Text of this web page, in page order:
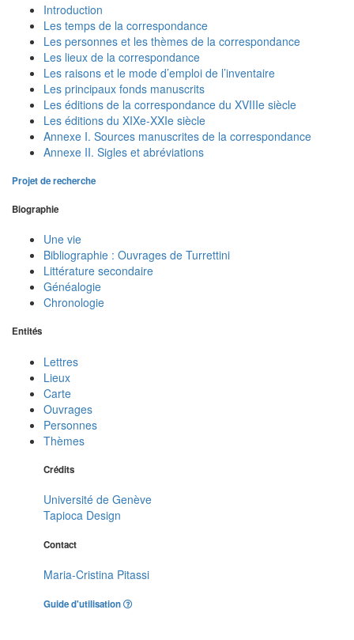
Introduction
Les temps de la correspondance
Les personnes et les thèmes de la correspondance
Les lieux de la correspondance
Les raisons et le mode d’emploi de l’inventaire
Les principaux fonds manuscrits
Les éditions de la correspondance du XVIIIe siècle
Les éditions du XIXe-XXIe siècle
Annexe I. Sources manuscrites de la correspondance
Annexe II. Sigles et abréviations
Projet de recherche
Biographie
Une vie
Bibliographie : Ouvrages de Turrettini
Littérature secondaire
Généalogie
Chronologie
Entités
Lettres
Lieux
Carte
Ouvrages
Personnes
Thèmes
Crédits
Université de Genève
Tapioca Design
Contact
Maria-Cristina Pitassi
Guide d'utilisation